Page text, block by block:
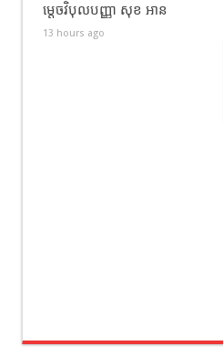
ម្តេចវិបុលបញ្ញា សុខ អាន
13 hours ago